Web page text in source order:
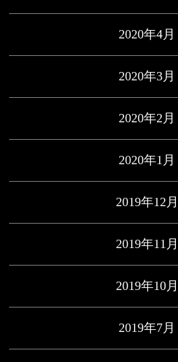
2020年4月
2020年3月
2020年2月
2020年1月
2019年12月
2019年11月
2019年10月
2019年7月